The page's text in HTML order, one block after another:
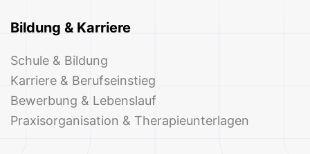
Bildung & Karriere
Schule & Bildung
Karriere & Berufseinstieg
Bewerbung & Lebenslauf
Praxisorganisation & Therapieunterlagen